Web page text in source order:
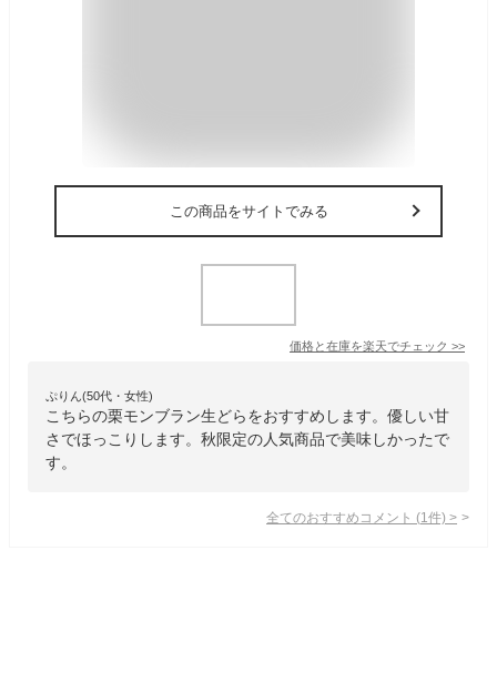
この商品をサイトでみる
価格と在庫を楽天でチェック >>
ぷりん(50代・女性)
こちらの栗モンブラン生どらをおすすめします。優しい甘
さでほっこりします。秋限定の人気商品で美味しかったで
す。
全てのおすすめコメント (1 件) >